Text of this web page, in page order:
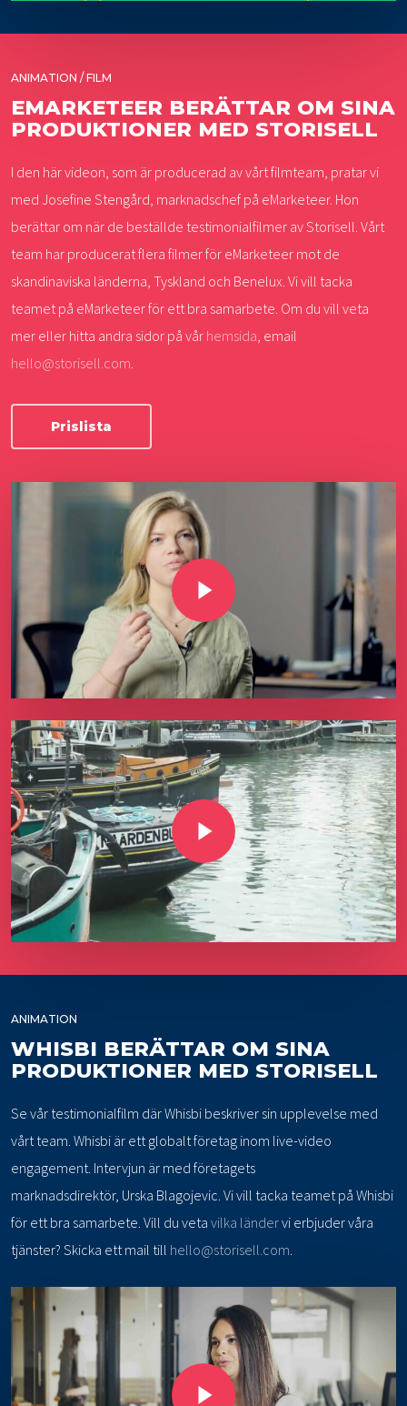
ANIMATION / FILM
EMARKETEER BERÄTTAR OM SINA
PRODUKTIONER MED STORISELL
I den här videon, som är producerad av vårt filmteam, pratar vi
med Josefine Stengård, marknadschef på eMarketeer. Hon
berättar om när de beställde testimonialfilmer av Storisell. Vårt
team har producerat flera filmer för eMarketeer mot de
skandinaviska länderna, Tyskland och Benelux. Vi vill tacka
teamet på eMarketeer för ett bra samarbete. Om du vill veta
mer eller hitta andra sidor på vår hemsida , email
hello@storisell.com
Prislista
Play Video
Play Video
ANIMATION
WHISBI BERÄTTAR OM SINA
PRODUKTIONER MED STORISELL
Se vår testimonialfilm där Whisbi beskriver sin upplevelse med
vårt team. Whisbi är ett globalt företag inom live-video
engagement. Intervjun är med företagets
marknadsdirektör, Urska Blagojevic. Vi vill tacka teamet på Whisbi
för ett bra samarbete. Vill du vetavilka ländervi erbjuder våra
tjänster? Skicka ett mail till hello@storisell.com
Play Video